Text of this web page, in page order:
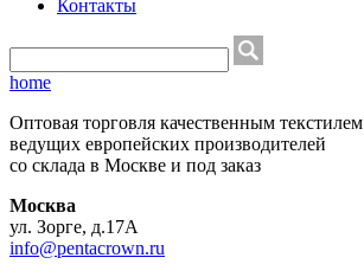
Контакты
home
Оптовая торговля качественным текстилем
ведущих европейских производителей
со склада в Москве и под заказ
Москва
ул. Зорге, д.17А
info@pentacrown.ru